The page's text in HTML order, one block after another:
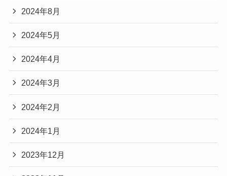
2024年8月
2024年5月
2024年4月
2024年3月
2024年2月
2024年1月
2023年12月